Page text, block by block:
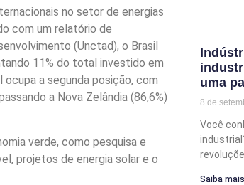
no setor de energias
com um relatório de
(Unctad), o Brasil
11% do total investido em
a segunda posição, com
a Nova Zelândia (86,6%)
verde, como pesquisa e
projetos de energia solar e o
uma
8 de
Você
Saiba